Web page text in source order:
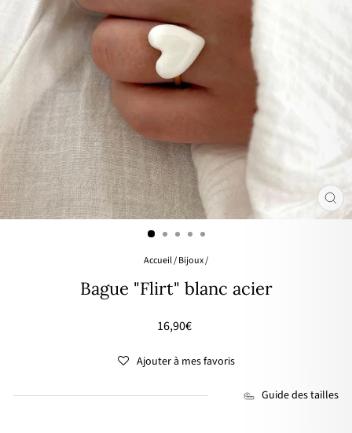
Accueil/Bijoux/
Bague "Flirt" blanc acier
Prix
16,90€
Ajouter à mes favoris
Guide des tailles